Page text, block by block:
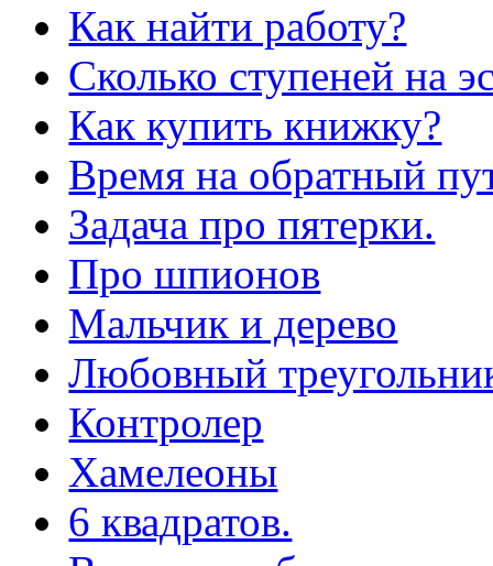
Как найти работу?
Сколько ступеней на
Как купить книжку?
Время на обратный
Задача про пятерки.
Про шпионов
Мальчик и дерево
Любовный
Контролер
Хамелеоны
6 квадратов.